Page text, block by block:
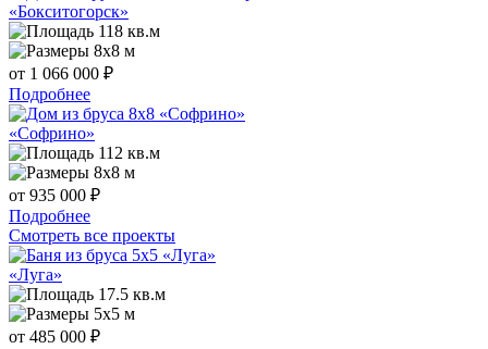
«Бокситогорск»
118 кв.м
8x8 м
от 1 066 000 ₽
Подробнее
«Софрино»
112 кв.м
8x8 м
от 935 000 ₽
Подробнее
Смотреть все проекты
«Луга»
17.5 кв.м
5x5 м
от 485 000 ₽